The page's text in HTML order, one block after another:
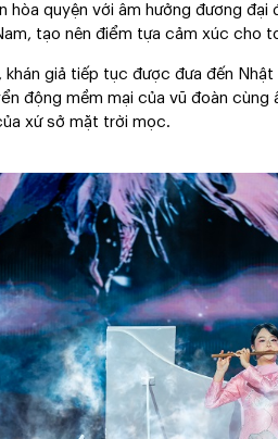
hòa quyện với âm hưởng đương đại
tạo nên điểm tựa cảm xúc cho
giả tiếp tục được đưa đến Nhật
động mềm mại của vũ đoàn cùng
xứ sở mặt trời mọc.